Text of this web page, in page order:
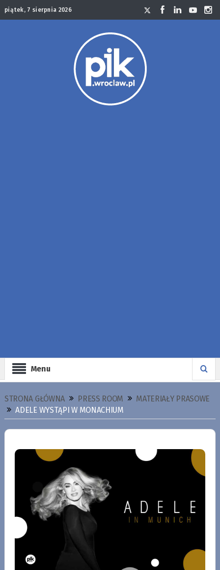
piątek, 7 sierpnia 2026
Menu
STRONA GŁÓWNA PRESS ROOM
MATERIAŁY PRASOWE
ADELE WYSTĄPI W MONACHIUM